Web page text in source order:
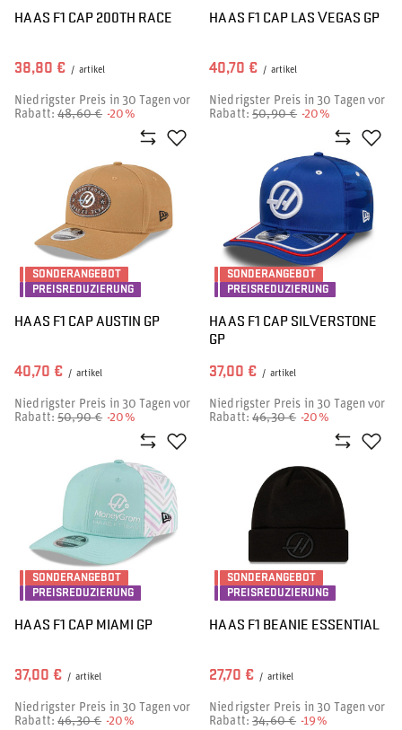
HAAS F1 CAP 200TH RACE
38,80 € / artikel
Niedrigster Preis in 30 Tagen vor
Rabatt:48,60 € -20%
HAAS F1 CAP LAS VEGAS GP
40,70 € / artikel
Niedrigster Preis in 30 Tagen vor
Rabatt:50,90 € -20%
SONDERANGEBOT
PREISREDUZIERUNG
HAAS F1 CAP AUSTIN GP
40,70 € / artikel
Niedrigster Preis in 30 Tagen vor
Rabatt:50,90 € -20%
SONDERANGEBOT
PREISREDUZIERUNG
HAAS F1 CAP SILVERSTONE
GP
37,00 € / artikel
Niedrigster Preis in 30 Tagen vor
Rabatt:46,30 € -20%
SONDERANGEBOT
PREISREDUZIERUNG
HAAS F1 CAP MIAMI GP
37,00 € / artikel
Niedrigster Preis in 30 Tagen vor
Rabatt:46,30 € -20%
SONDERANGEBOT
PREISREDUZIERUNG
HAAS F1 BEANIE ESSENTIAL
27,70 € / artikel
Niedrigster Preis in 30 Tagen vor
Rabatt:34,60 € -19%